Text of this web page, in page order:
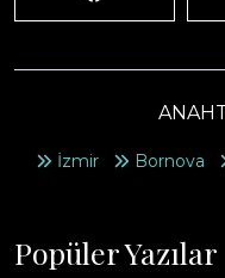
İzmir Bornova
Popüler Yazılar